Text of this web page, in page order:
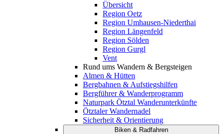
Übersicht
Region Oetz
Region Umhausen-Niederthai
Region Längenfeld
Region Sölden
Region Gurgl
Vent
Rund ums Wandern & Bergsteigen
Almen & Hütten
Bergbahnen & Aufstiegshilfen
Bergführer & Wanderprogramm
Naturpark Ötztal Wanderunterkünfte
Ötztaler Wandernadel
Sicherheit & Orientierung
Biken & Radfahren